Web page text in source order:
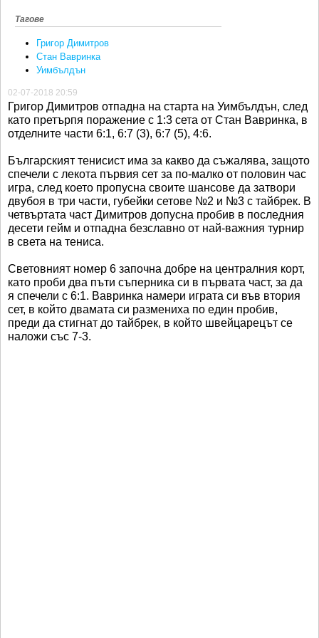
Тагове
Григор Димитров
Стан Вавринка
Уимбълдън
02-07-2018 20:59
Григор Димитров отпадна на старта на Уимбълдън, след
като претърпя поражение с 1:3 сета от Стан Вавринка, в
отделните части 6:1, 6:7 (3), 6:7 (5), 4:6.
Българският тенисист има за какво да съжалява, защото
спечели с лекота първия сет за по-малко от половин час
игра, след което пропусна своите шансове да затвори
двубоя в три части, губейки сетове №2 и №3 с тайбрек. В
четвъртата част Димитров допусна пробив в последния
десети гейм и отпадна безславно от най-важния турнир
в света на тениса.
Световният номер 6 започна добре на централния корт,
като проби два пъти съперника си в първата част, за да
я спечели с 6:1. Вавринка намери играта си във втория
сет, в който двамата си размениха по един пробив,
преди да стигнат до тайбрек, в който швейцарецът се
наложи със 7-3.